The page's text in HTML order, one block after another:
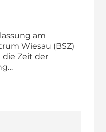
am
Wiesau (BSZ)
die Zeit der